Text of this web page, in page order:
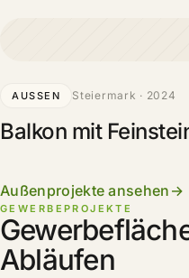
AUSSEN Steiermark · 2024
Balkon mit
Außenprojekte ansehen
GEWERBEPROJEKTE
Abläufen